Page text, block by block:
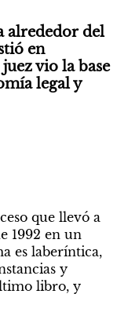
alrededor del
en
vio la base
legal y
que llevó a
1992 en un
es laberíntica,
y
libro, y